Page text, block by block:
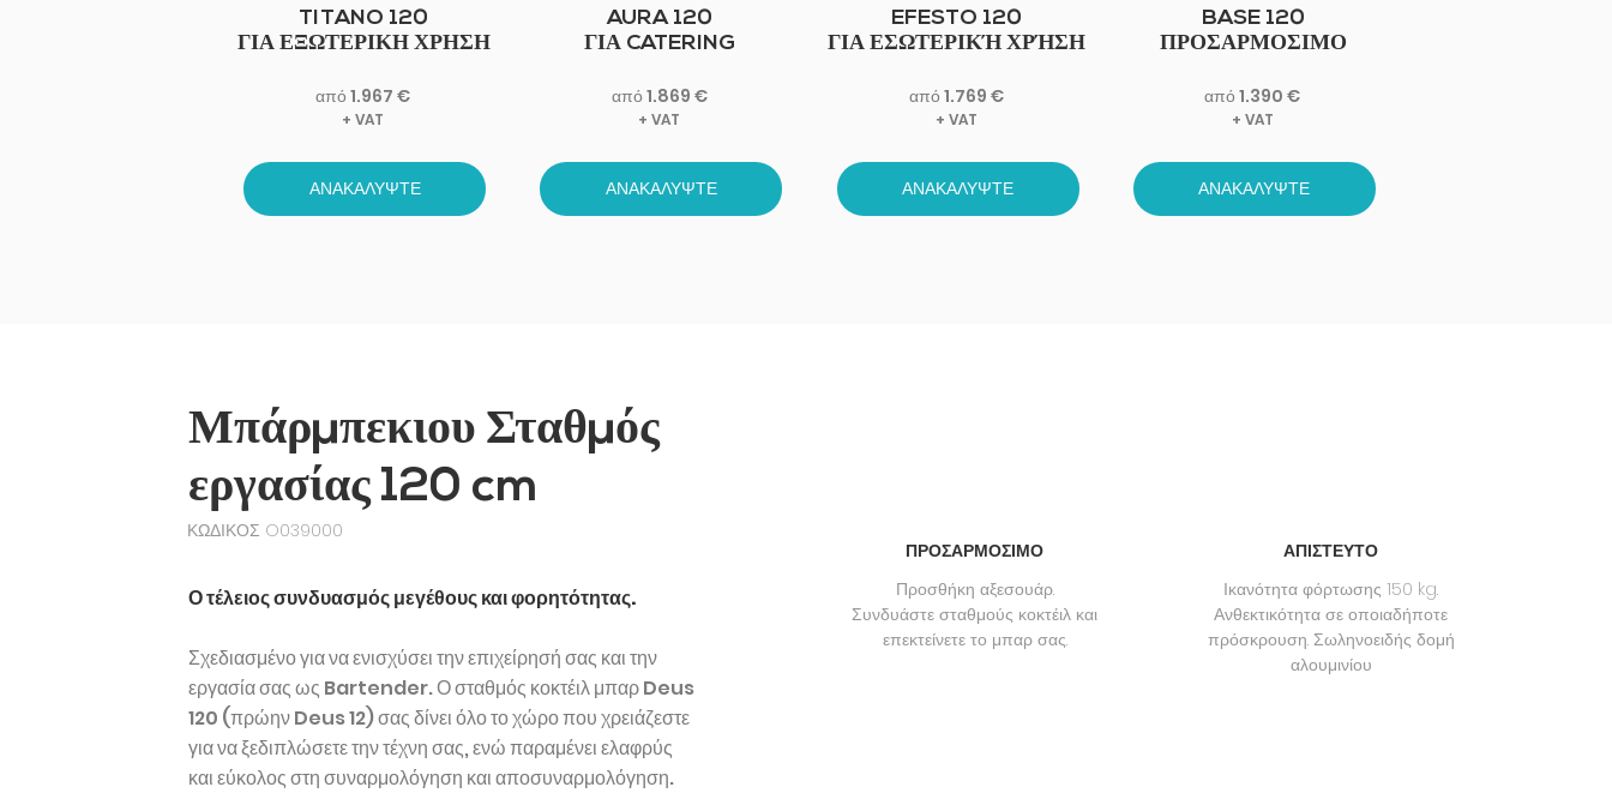
TITANO 120
ΓΙΑ ΕΞΩΤΕΡΙΚΗ ΧΡΗΣΗ
από 1.967 €
+ VAT
ΑΝΑΚΑΛΥΨΤΕ
AURA 120
ΓΙΑ CATERING
από 1.869 €
+ VAT
ΑΝΑΚΑΛΥΨΤΕ
EFESTO 120
ΓΙΑ ΕΣΩΤΕΡΙΚΉ ΧΡΉΣΗ
από 1.769 €
+ VAT
ΑΝΑΚΑΛΥΨΤΕ
BASE 120
ΠΡΟΣΑΡΜΟΣΙΜΟ
από 1.390 €
+ VAT
ΑΝΑΚΑΛΥΨΤΕ
Μπάρμπεκιου Σταθμός
εργασίας 120 cm
ΚΩΔΙΚΟΣ O039000
Ο τέλειος συνδυασμός μεγέθους και φορητότητας.
Σχεδιασμένο για να ενισχύσει την επιχείρησή σας και την
εργασία σας ως Bartender. Ο σταθμός κοκτέιλ μπαρ Deus
120 (πρώην Deus 12) σας δίνει όλο το χώρο που χρειάζεστε
για να ξεδιπλώσετε την τέχνη σας, ενώ παραμένει ελαφρύς
και εύκολος στη συναρμολόγηση και αποσυναρμολόγηση.
ΠΡΟΣΑΡΜΟΣΙΜΟ
Προσθήκη αξεσουάρ.
Συνδυάστε σταθμούς κοκτέιλ και
επεκτείνετε το μπαρ σας.
ΑΠΙΣΤΕΥΤΟ
Ικανότητα φόρτωσης 150 kg.
Ανθεκτικότητα σε οποιαδήποτε
πρόσκρουση. Σωληνοειδής δομή
αλουμινίου